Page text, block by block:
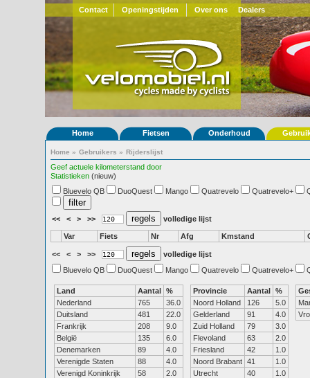
Contact Openingstijden Over ons Dealers
Home Fietsen Onderhoud
Home » Gebruikers » Rijderslijst
Geef actuele kilometerstand door
Statistieken (nieuw)
Bluevelo QB
DuoQuest Mango Quatrevelo Quatrevelo+
<< < > >> volledige lijst
Var Fiets Nr Afg Kmstand
<< < > >>
volledige lijst
Bluevelo QB
DuoQuest Mango Quatrevelo Quatrevelo+
Land Aantal %
Nederland
765
36.0
Duitsland
481
22.0
Frankrijk
208
9.0
België
135
6.0
Denemarken
89
4.0
Verenigde Staten
88
4.0
Verenigd Koninkrijk
58
2.0
Provincie Aantal %
Noord Holland
126
5.0
Gelderland
91
4.0
Zuid Holland
79
3.0
Flevoland
63
2.0
Friesland
42
1.0
Noord Brabant 41
1.0
Utrecht
40
1.0